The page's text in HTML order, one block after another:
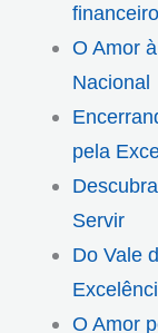
O Amor
Nacional
pela
Servir
Do Vale
O Amor